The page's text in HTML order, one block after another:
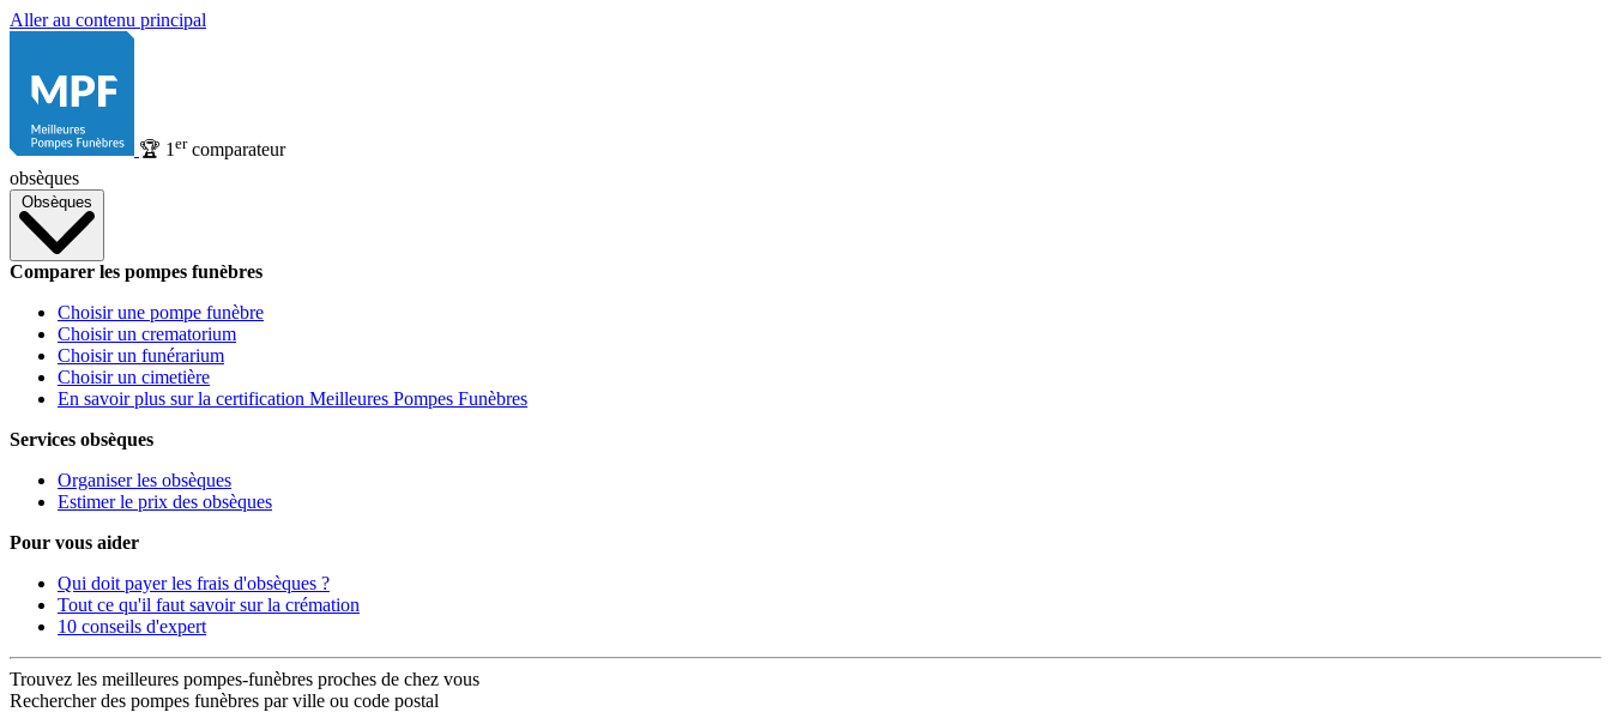
Aller au contenu principal
🏆 1 ercomparateur
obsèques
Obsèques
Comparer les pompes funèbres
Choisir une pompe funèbre
Choisir un crematorium
Choisir un funérarium
Choisir un cimetière
En savoir plus sur la certification Meilleures Pompes Funèbres
Services obsèques
Organiser les obsèques
Estimer le prix des obsèques
Pour vous aider
Qui doit payer les frais d'obsèques ?
Tout ce qu'il faut savoir sur la crémation
10 conseils d'expert
Trouvez les meilleures pompes-funèbres proches de chez vous
Rechercher des pompes funèbres par ville ou code postal